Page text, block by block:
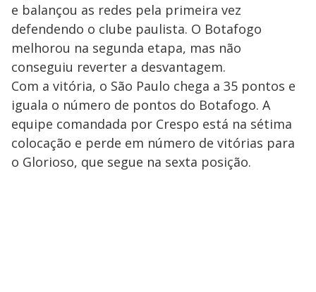
e balançou as redes pela primeira vez
defendendo o clube paulista. O Botafogo
melhorou na segunda etapa, mas não
conseguiu reverter a desvantagem.
Com a vitória, o São Paulo chega a 35 pontos e
iguala o número de pontos do Botafogo. A
equipe comandada por Crespo está na sétima
colocação e perde em número de vitórias para
o Glorioso, que segue na sexta posição.